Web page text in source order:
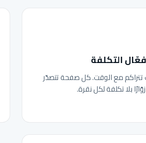
التكلفة
تتراكم مع الوقت. كل صفحة تتصدّر
بلا تكلفة لكل نقرة.